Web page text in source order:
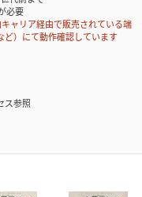
必要
ャリア経由で販売されている端
ど）にて動作確認しています
ス参照